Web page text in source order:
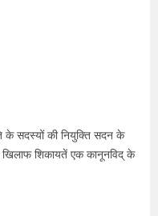
सदस्यों की नियुक्ति सदन के
खिलाफ शिकायतें एक कानूनविद् के